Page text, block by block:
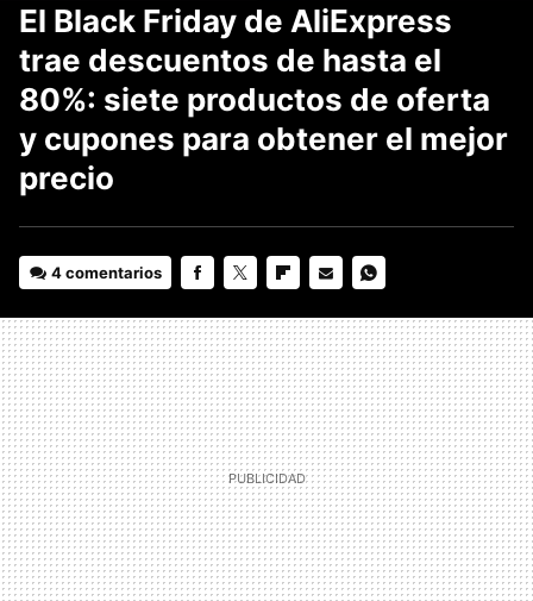
El Black Friday de AliExpress
trae descuentos de hasta el
80%: siete productos de oferta
y cupones para obtener el mejor
precio
4 comentarios
MAIL